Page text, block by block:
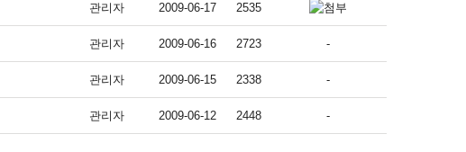
관리자 2009-06-17 2535
관리자 2009-06-16 2723 -
관리자 2009-06-15 2338 -
관리자 2009-06-12 2448 -